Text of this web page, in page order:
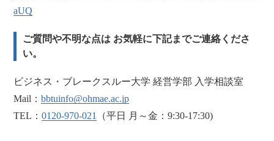
aUQ
ご質問や不明な点は お気軽に下記までご連絡くださ
い。
ビジネス・ブレークスルー大学 経営学部 入学相談室
Mail：bbtuinfo@ohmae.ac.jp
TEL：0120-970-021 （平日 月～金：9:30-17:30)